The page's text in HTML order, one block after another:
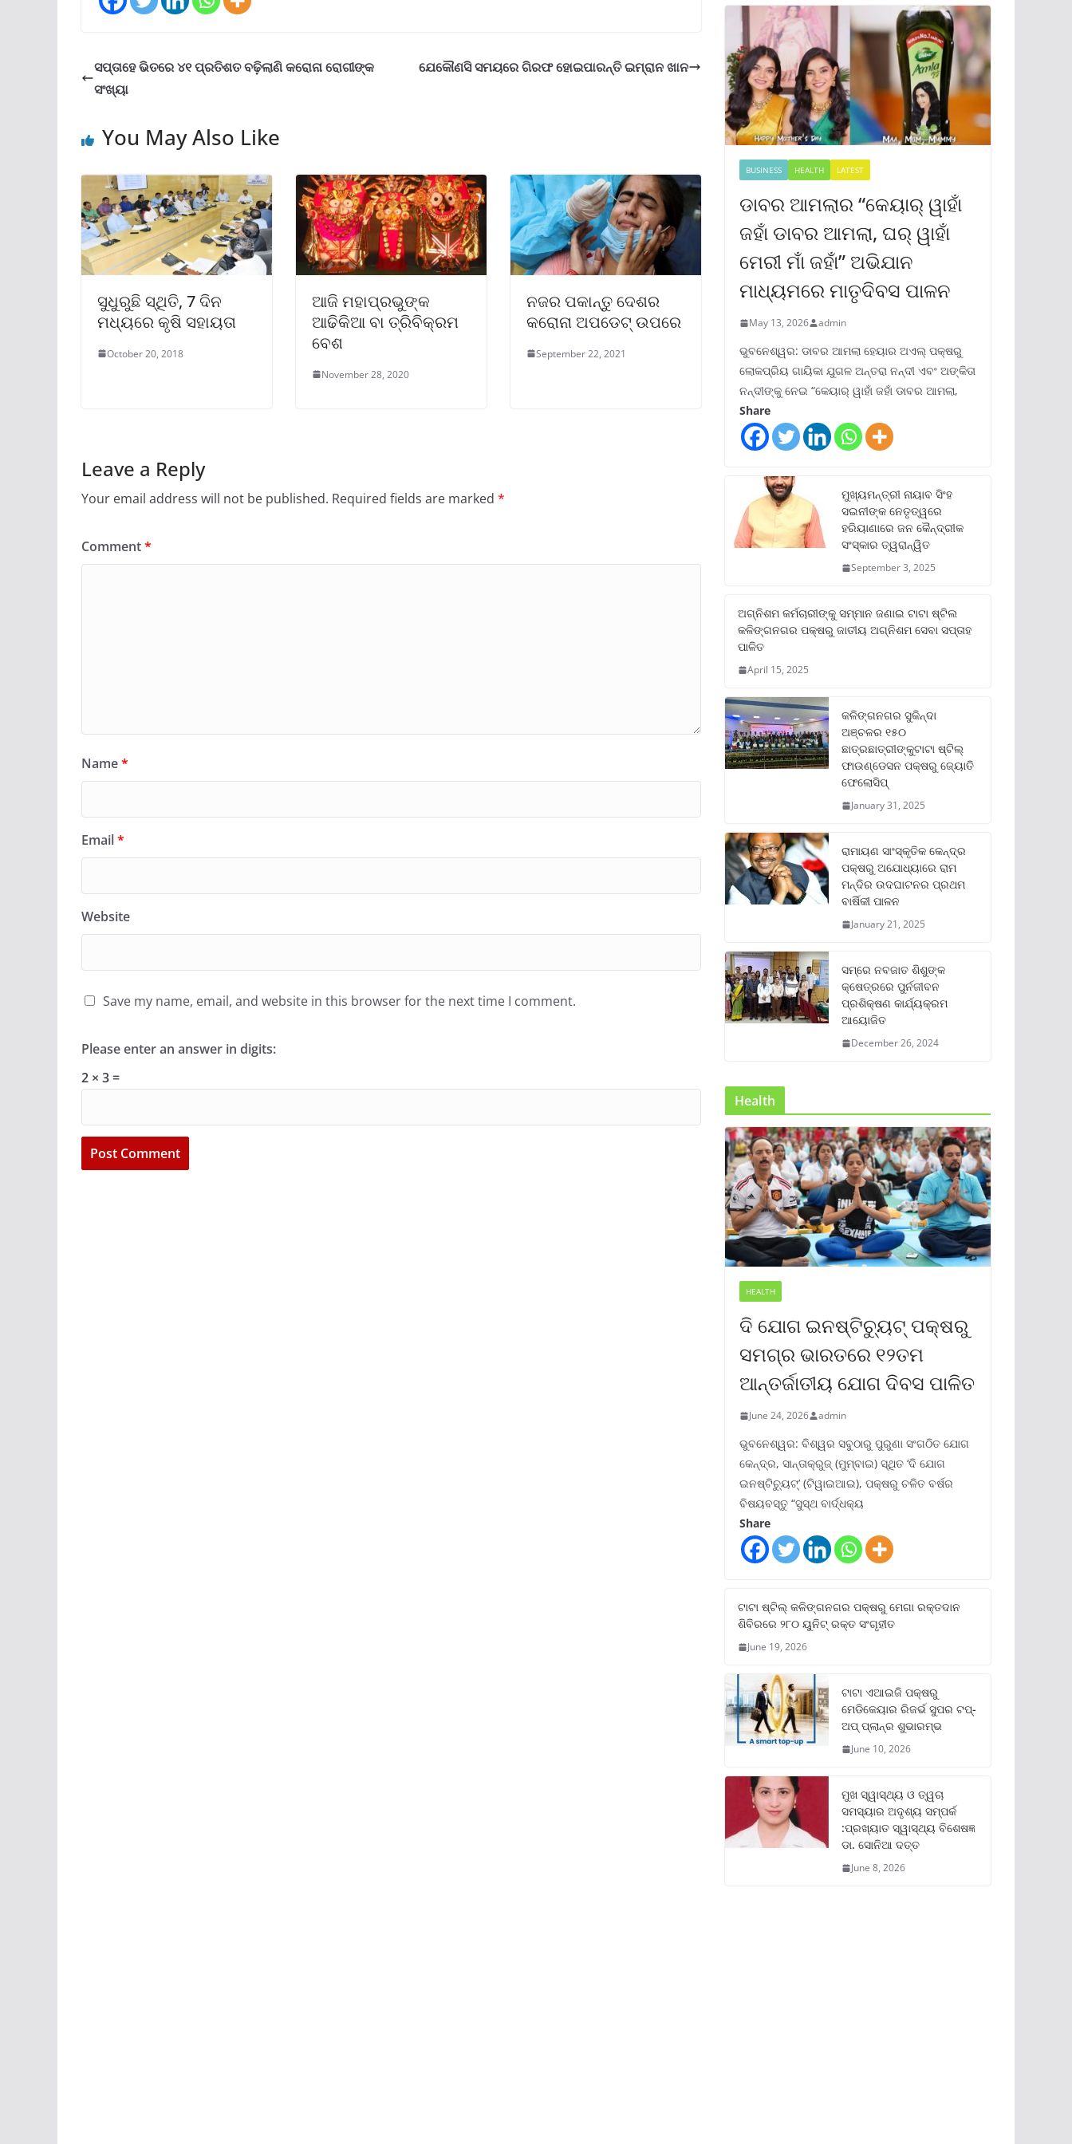
ସପ୍ତାହେ ଭିତରେ ୪୧ ପ୍ରତିଶତ ବଢ଼ିଲାଣି କରୋନା ରୋଗୀଙ୍କ
ସଂଖ୍ୟା
ଯେକୌଣସି ସମୟରେ ଗିରଫ ହୋଇପାରନ୍ତି ଇମ୍ରାନ ଖାନ
You May Also Like
ସୁଧୁରୁଛି ସ୍ଥିତି, 7 ଦିନ
ମଧ୍ୟରେ କୃଷି ସହାୟତା
October 20, 2018
ଆଜି ମହାପ୍ରଭୁଙ୍କ
ଆଢିକିଆ ବା ତ୍ରିବିକ୍ରମ
ବେଶ
November 28, 2020
ନଜର ପକାନ୍ତୁ ଦେଶର
କରୋନା ଅପଡେଟ୍ ଉପରେ
September 22, 2021
Leave a Reply
Your email address will not be published. Required fields are marked *
Comment*
Name*
Email*
Website
Save my name, email, and website in this browser for the next time I comment.
Please enter an answer in digits:
2 × 3 =
BUSINESS HEALTH LATEST
ଡାବର ଆମଲାର “କେୟାର୍ ୱାହାଁ
ଜହାଁ ଡାବର ଆମଲା, ଘର୍ ୱାହାଁ
ମେରୀ ମାଁ ଜହାଁ” ଅଭିଯାନ
ମାଧ୍ୟମରେ ମାତୃଦିବସ ପାଳନ
May 13, 2026 admin
ଭୁବନେଶ୍ୱର: ଡାବର ଆମଲା ହେୟାର ଅଏଲ୍ ପକ୍ଷରୁ
ଲୋକପ୍ରିୟ ଗାୟିକା ଯୁଗଳ ଅନ୍ତରା ନନ୍ଦୀ ଏବଂ ଅଙ୍କିତା
ନନ୍ଦୀଙ୍କୁ ନେଇ “କେୟାର୍ ୱାହାଁ ଜହାଁ ଡାବର ଆମଲା,
Share
ମୁଖ୍ୟମନ୍ତ୍ରୀ ନାୟାବ ସିଂହ
ସଇନୀଙ୍କ ନେତୃତ୍ୱରେ
ହରିୟାଣାରେ ଜନ କୈନ୍ଦ୍ରୀକ
ସଂସ୍କାର ତ୍ୱରାନ୍ୱିତ
September 3, 2025
ଅଗ୍ନିଶମ କର୍ମଚାରୀଙ୍କୁ ସମ୍ମାନ ଜଣାଇ ଟାଟା ଷ୍ଟିଲ
କଳିଙ୍ଗନଗର ପକ୍ଷରୁ ଜାତୀୟ ଅଗ୍ନିଶମ ସେବା ସପ୍ତାହ
ପାଳିତ
April 15, 2025
କଳିଙ୍ଗନଗର ସୁକିନ୍ଦା
ଅଞ୍ଚଳର ୧୫୦
ଛାତ୍ରଛାତ୍ରୀଙ୍କୁଟାଟା ଷ୍ଟିଲ୍
ଫାଉଣ୍ଡେସନ ପକ୍ଷରୁ ଜ୍ୟୋତି
ଫେଲୋସିପ୍‌
January 31, 2025
ରାମାୟଣ ସାଂସ୍କୃତିକ କେନ୍ଦ୍ର
ପକ୍ଷରୁ ଅଯୋଧ୍ୟାରେ ରାମ
ମନ୍ଦିର ଉଦଘାଟନର ପ୍ରଥମ
ବାର୍ଷିକୀ ପାଳନ
January 21, 2025
ସମ୍‌ରେ ନବଜାତ ଶିଶୁଙ୍କ
କ୍ଷେତ୍ରରେ ପୁର୍ନଜୀବନ
ପ୍ରଶିକ୍ଷଣ କାର୍ଯ୍ୟକ୍ରମ
ଆୟୋଜିତ
December 26, 2024
Health
HEALTH
ଦି ଯୋଗ ଇନଷ୍ଟିଚ୍ୟୁଟ୍ ପକ୍ଷରୁ
ସମଗ୍ର ଭାରତରେ ୧୨ତମ
ଆନ୍ତର୍ଜାତୀୟ ଯୋଗ ଦିବସ ପାଳିତ
June 24, 2026 admin
ଭୁବନେଶ୍ୱର: ବିଶ୍ୱର ସବୁଠାରୁ ପୁରୁଣା ସଂଗଠିତ ଯୋଗ
କେନ୍ଦ୍ର, ସାନ୍ତାକ୍ରୁଜ୍ (ମୁମ୍ବାଇ) ସ୍ଥିତ ‘ଦି ଯୋଗ
ଇନଷ୍ଟିଚ୍ୟୁଟ୍‌’ (ଟିୱାଇଆଇ), ପକ୍ଷରୁ ଚଳିତ ବର୍ଷର
ବିଷୟବସ୍ତୁ “ସୁସ୍ଥ ବାର୍ଦ୍ଧକ୍ୟ
Share
ଟାଟା ଷ୍ଟିଲ୍‌ କଳିଙ୍ଗନଗର ପକ୍ଷରୁ ମେଗା ରକ୍ତଦାନ
ଶିବିରରେ ୨୮୦ ୟୁନିଟ୍‌ ରକ୍ତ ସଂଗୃହୀତ
June 19, 2026
ଟାଟା ଏଆଇଜି ପକ୍ଷରୁ
ମେଡିକେୟାର ରିଜର୍ଭ ସୁପର ଟପ୍‌-
ଅପ୍ ପ୍ଲାନ୍‌ର ଶୁଭାରମ୍ଭ
June 10, 2026
ମୁଖ ସ୍ୱାସ୍ଥ୍ୟ ଓ ତ୍ୱଚା
ସମସ୍ୟାର ଅଦୃଶ୍ୟ ସମ୍ପର୍କ
:ପ୍ରଖ୍ୟାତ ସ୍ୱାସ୍ଥ୍ୟ ବିଶେଷଜ୍ଞ
ଡା. ସୋନିଆ ଦତ୍ତ
June 8, 2026